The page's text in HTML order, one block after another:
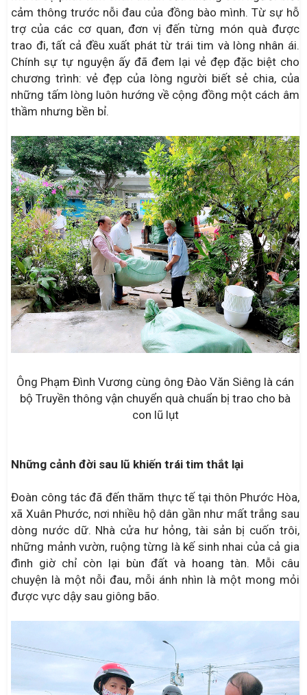
cảm thông trước nỗi đau của đồng bào mình. Từ sự hỗ
trợ của các cơ quan, đơn vị đến từng món quà được
trao đi, tất cả đều xuất phát từ trái tim và lòng nhân ái.
Chính sự tự nguyện ấy đã đem lại vẻ đẹp đặc biệt cho
chương trình: vẻ đẹp của lòng người biết sẻ chia, của
những tấm lòng luôn hướng về cộng đồng một cách âm
thầm nhưng bền bỉ.
Ông Phạm Đình Vương cùng ông Đào Văn Siêng là cán
bộ Truyền thông vận chuyển quà chuẩn bị trao cho bà
con lũ lụt
Những cảnh đời sau lũ khiến trái tim thắt lại
Đoàn công tác đã đến thăm thực tế tại thôn Phước Hòa,
xã Xuân Phước, nơi nhiều hộ dân gần như mất trắng sau
dòng nước dữ. Nhà cửa hư hỏng, tài sản bị cuốn trôi,
những mảnh vườn, ruộng từng là kế sinh nhai của cả gia
đình giờ chỉ còn lại bùn đất và hoang tàn. Mỗi câu
chuyện là một nỗi đau, mỗi ánh nhìn là một mong mỏi
được vực dậy sau giông bão.